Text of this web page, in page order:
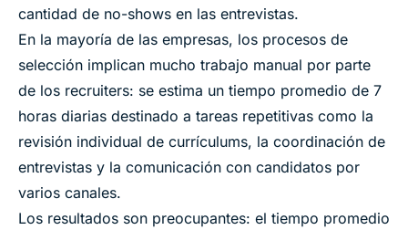
cantidad de no-shows en las entrevistas.
En la mayoría de las empresas, los procesos de
selección implican mucho trabajo manual por parte
de los recruiters: se estima un tiempo promedio de 7
horas diarias destinado a tareas repetitivas como la
revisión individual de currículums, la coordinación de
entrevistas y la comunicación con candidatos por
varios canales.
Los resultados son preocupantes: el tiempo promedio